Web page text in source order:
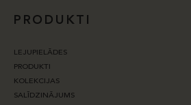
PRODUKTI
LEJUPIELĀDES
PRODUKTI
KOLEKCIJAS
SALĪDZINĀJUMS